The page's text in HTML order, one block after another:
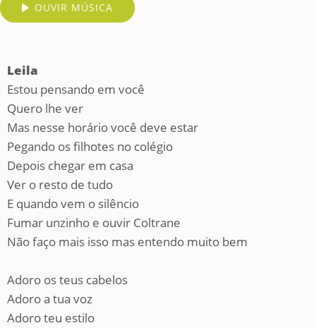
OUVIR MÚSICA
Leila
Estou pensando em você
Quero lhe ver
Mas nesse horário você deve estar
Pegando os filhotes no colégio
Depois chegar em casa
Ver o resto de tudo
E quando vem o silêncio
Fumar unzinho e ouvir Coltrane
Não faço mais isso mas entendo muito bem
Adoro os teus cabelos
Adoro a tua voz
Adoro teu estilo